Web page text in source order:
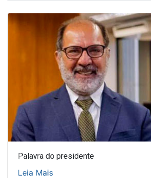
Palavra do presidente
Leia Mais